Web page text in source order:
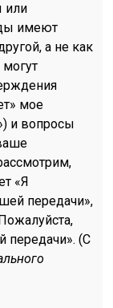
или
имеют
а не как
могут
мое
и вопросы
«Я
передачи»,
передачи». (С